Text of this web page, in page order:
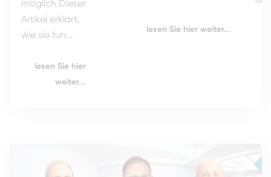
möglich.Dieser
Artikel erklärt,
wie sie fun...
lesen Sie hier
weiter...
lesen Sie hier weiter...